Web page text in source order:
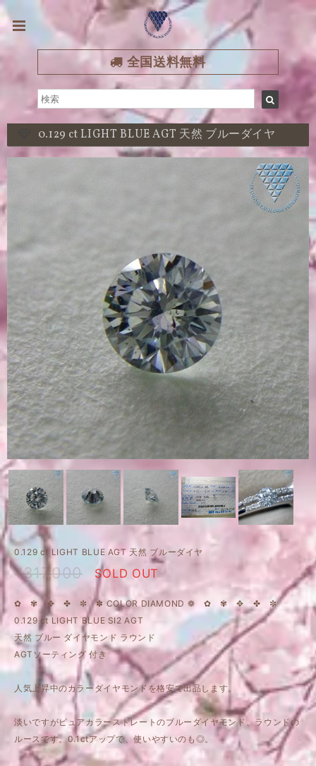
全国送料無料
0.129 ct LIGHT BLUE AGT 天然 ブルーダイヤ
0.129 ct LIGHT BLUE AGT 天然 ブルーダイヤ
¥317,000 SOLD OUT
✿ ✾ ✥ ✤ ✼ ✽ COLOR DIAMOND ❁ ✿ ✾ ✥ ✤ ✼
0.129 ct LIGHT BLUE SI2 AGT
天然 ブルー ダイヤモンド ラウンド
AGTソーティング 付き
人気上昇中のカラーダイヤモンドを格安で出品します。
淡いですがピュアカラーストレートのブルーダイヤモンド、ラウンドの
ルースです。0.1ctアップで、使いやすいのも◎。